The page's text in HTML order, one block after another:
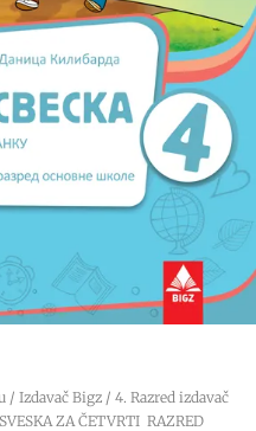
/ Izdavač Bigz / 4. Razred izdavač
ZA ČETVRTI RAZRED